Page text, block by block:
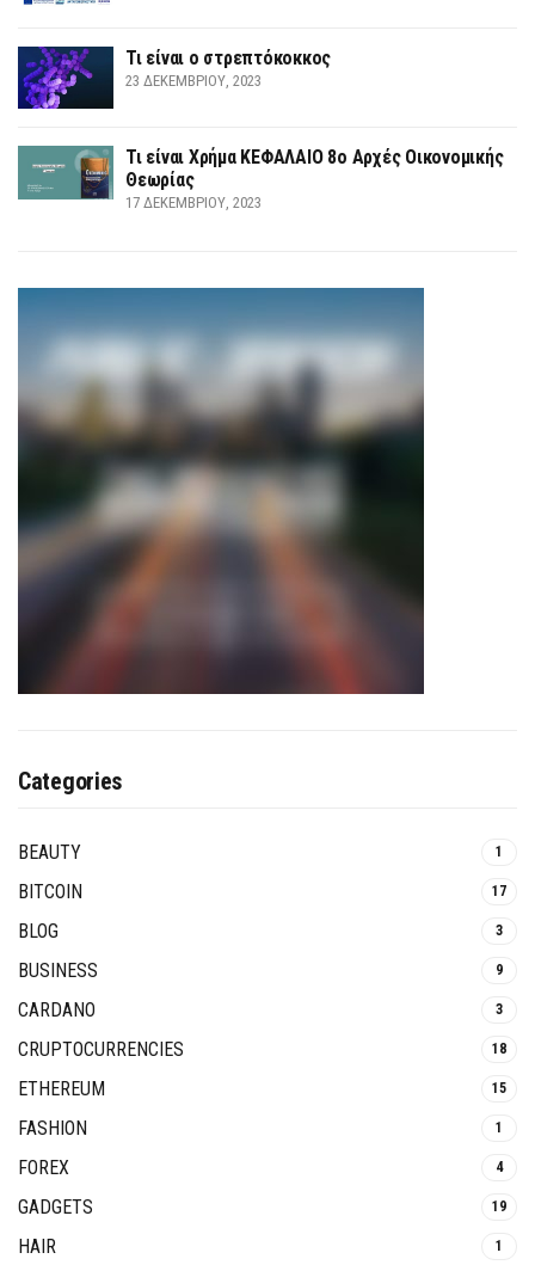
Τι είναι ο στρεπτόκοκκος
23 ΔΕΚΕΜΒΡΊΟΥ, 2023
Τι είναι Χρήμα ΚΕΦΑΛΑΙΟ 8ο Αρχές Οικονομικής
Θεωρίας
17 ΔΕΚΕΜΒΡΊΟΥ, 2023
Categories
BEAUTY 1
BITCOIN 17
BLOG 3
BUSINESS 9
CARDANO 3
CRUPTOCURRENCIES 18
ETHEREUM 15
FASHION 1
FOREX 4
GADGETS 19
HAIR 1